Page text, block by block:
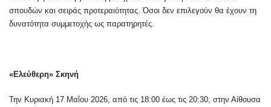
σπουδών και σειράς προτεραιότητας. Όσοι δεν επιλεγούν θα έχουν τη
δυνατότητα συμμετοχής ως παρατηρητές.
«Ελεύθερη» Σκηνή
Την Κυριακή 17 Μαΐου 2026, από τις 18:00 έως τις 20:30, στην Αίθουσα